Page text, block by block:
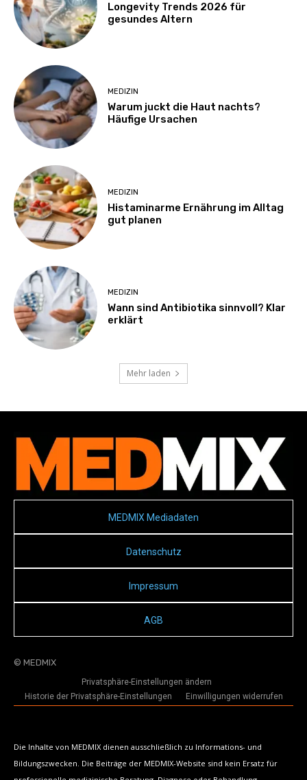
Longevity Trends 2026 für
gesundes Altern
MEDIZIN
Warum juckt die Haut nachts?
Häufige Ursachen
MEDIZIN
Histaminarme Ernährung im Alltag
gut planen
MEDIZIN
Wann sind Antibiotika sinnvoll? Klar
erklärt
Mehr laden
MEDMIX Mediadaten
Datenschutz
Impressum
AGB
© MEDMIX
Privatsphäre-Einstellungen ändern
Historie der Privatsphäre-Einstellungen
Einwilligungen widerrufen
Die Inhalte von MEDMIX dienen ausschließlich zu Informations- und
Bildungszwecken. Die Beiträge der MEDMIX-Website sind kein Ersatz für